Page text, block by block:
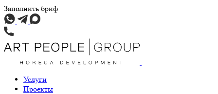
Заполнить бриф
Услуги
Проекты